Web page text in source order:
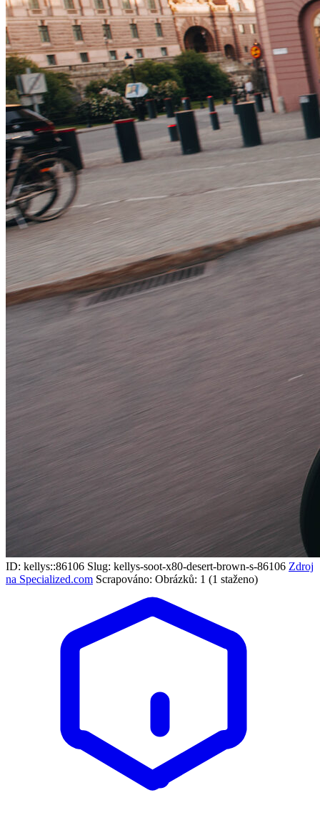
ID: kellys::86106 Slug: kellys-soot-x80-desert-brown-s-86106 Zdroj
na Specialized.com Scrapováno: Obrázků: 1 (1 staženo)